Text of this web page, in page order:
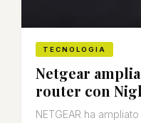
TECNOLOGIA
Netgear
router con
NETGEAR ha